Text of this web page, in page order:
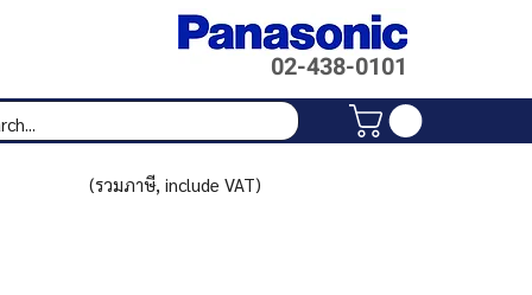
02-438-0101
(รวมภาษี, include VAT)